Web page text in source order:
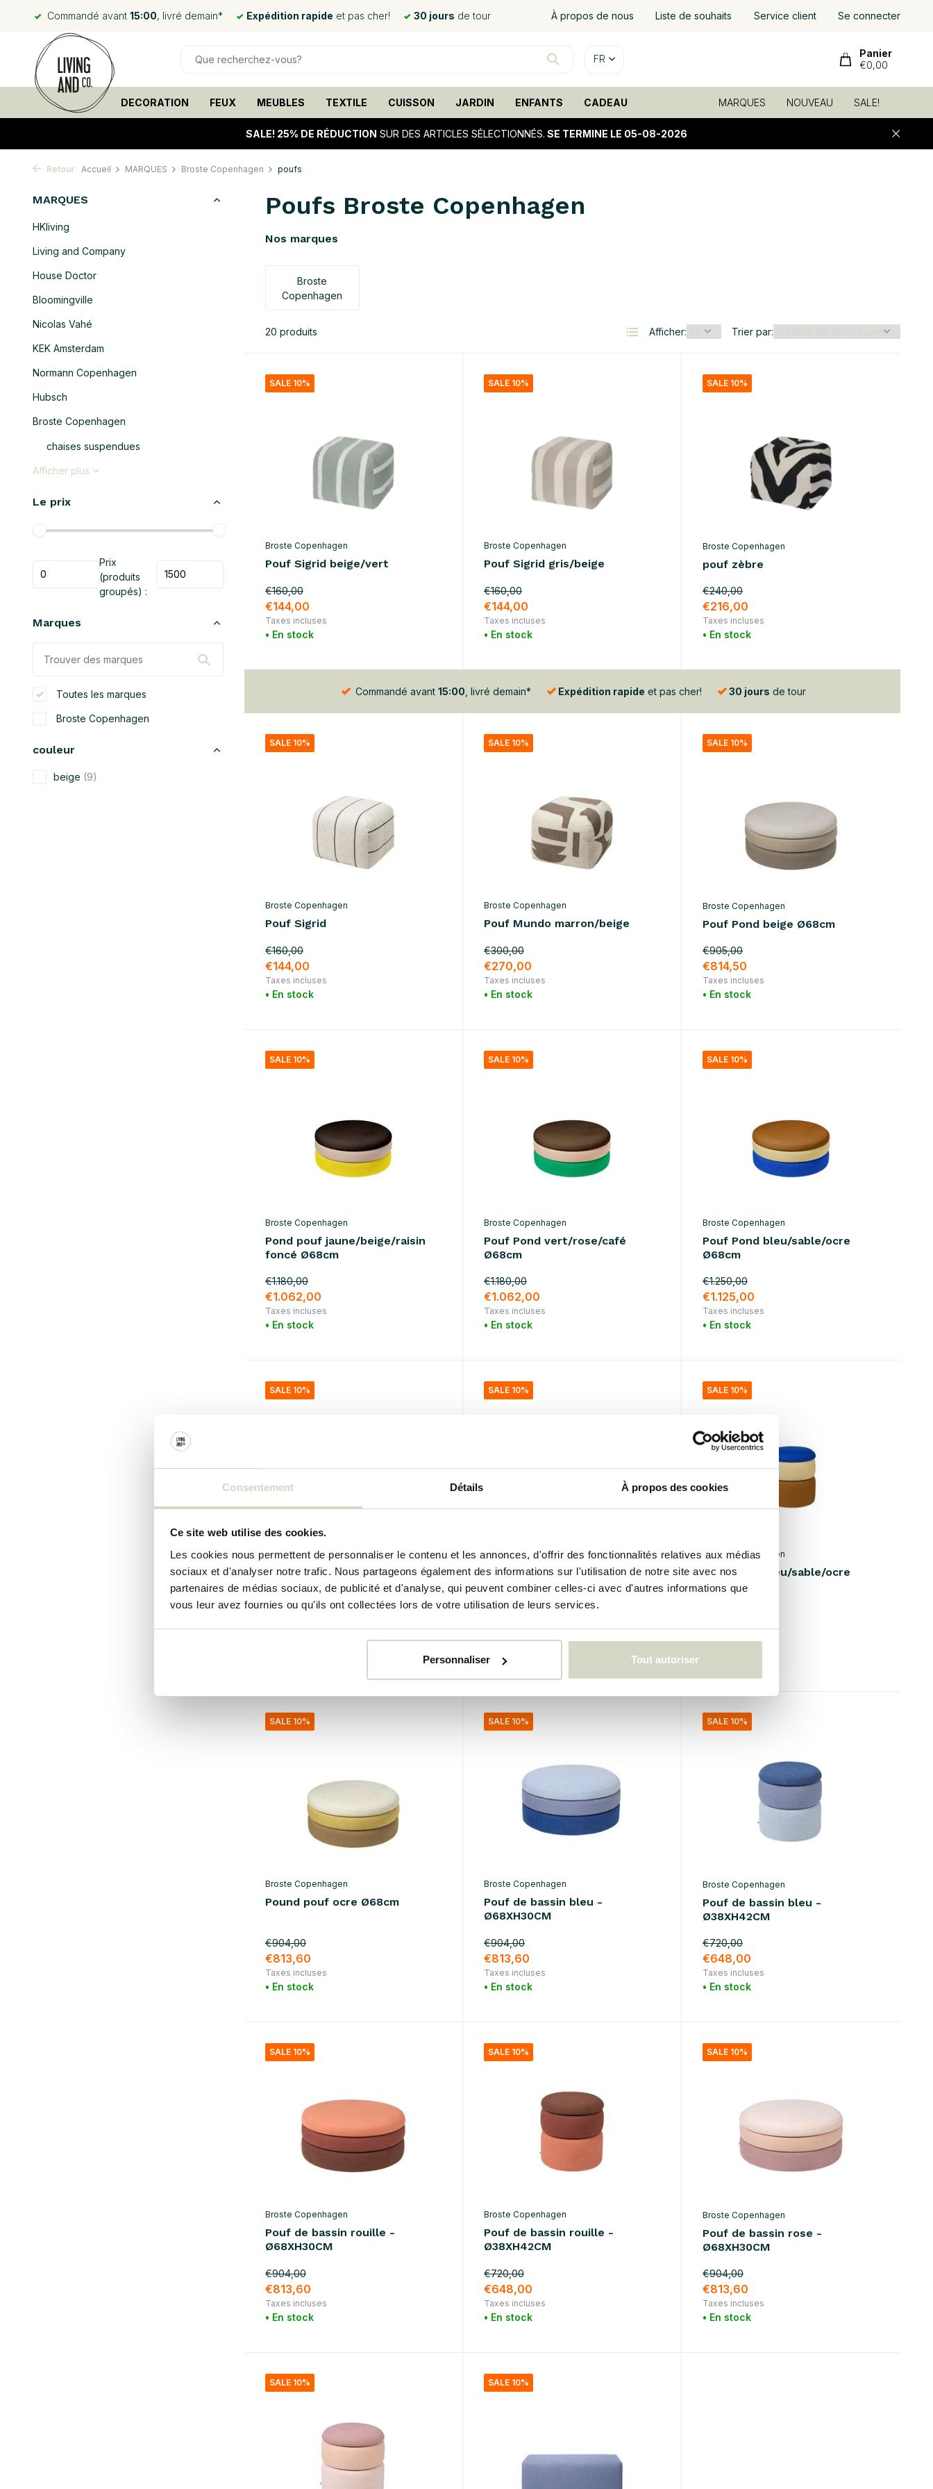
Consentement Détails À propos des cookies
Ce site web utilise des cookies.
Les cookies nous permettent de personnaliser le contenu et les annonces, d'offrir des fonctionnalités relatives aux médias
sociaux et d'analyser notre trafic. Nous partageons également des informations sur l'utilisation de notre site avec nos
partenaires de médias sociaux, de publicité et d'analyse, qui peuvent combiner celles-ci avec d'autres informations que
vous leur avez fournies ou qu'ils ont collectées lors de votre utilisation de leurs services.
Personnaliser Tout autoriser
Commandé avant 15:00, livré demain* Expédition rapide et pas cher! 30 jours de tour À propos de nous Liste de souhaits Service client Se connecter
FR
Panier
€0,00
DECORATION FEUX MEUBLES TEXTILE CUISSON JARDIN ENFANTS CADEAU MARQUES NOUVEAU SALE!
SALE! 25% DE RÉDUCTION SUR DES ARTICLES SÉLECTIONNÉS. SE TERMINE LE 05-08-2026
Retour Accueil MARQUES Broste Copenhagen poufs
MARQUES
HKliving
Living and Company
House Doctor
Bloomingville
Nicolas Vahé
KEK Amsterdam
Normann Copenhagen
Hubsch
Broste Copenhagen
chaises suspendues
Afficher plus
Le prix
Prix
(produits
groupés) :
Marques
Toutes les marques
Broste Copenhagen
couleur
beige (9)
Poufs Broste Copenhagen
Nos marques
Broste
Copenhagen
20 produits Afficher: Trier par:
SALE 10%
Broste Copenhagen
Pouf Sigrid beige/vert
€160,00
€144,00
Taxes incluses
• En stock
SALE 10%
Broste Copenhagen
Pouf Sigrid gris/beige
€160,00
€144,00
Taxes incluses
• En stock
SALE 10%
Broste Copenhagen
pouf zèbre
€240,00
€216,00
Taxes incluses
• En stock
Commandé avant 15:00 , livré demain* Expédition rapide et pas cher! 30 jours de tour
SALE 10%
Broste Copenhagen
Pouf Sigrid
€160,00
€144,00
Taxes incluses
• En stock
SALE 10%
Broste Copenhagen
Pouf Mundo marron/beige
€300,00
€270,00
Taxes incluses
• En stock
SALE 10%
Broste Copenhagen
Pouf Pond beige Ø68cm
€905,00
€814,50
Taxes incluses
• En stock
SALE 10%
Broste Copenhagen
Pond pouf jaune/beige/raisin
foncé Ø68cm
€1.180,00
€1.062,00
Taxes incluses
• En stock
SALE 10%
Broste Copenhagen
Pouf Pond vert/rose/café
Ø68cm
€1.180,00
€1.062,00
Taxes incluses
• En stock
SALE 10%
Broste Copenhagen
Pouf Pond bleu/sable/ocre
Ø68cm
€1.250,00
€1.125,00
Taxes incluses
• En stock
SALE 10%
Broste Copenhagen
Pond pouf jaune/beige/raisin
foncé Ø38cm
€885,00
€796,50
SALE 10%
Broste Copenhagen
Pouf Pond vert/rose/café
Ø38cm
€885,00
€796,50
Taxes incluses
• En stock
SALE 10%
Broste Copenhagen
Pouf Pond bleu/sable/ocre
Ø38cm
€796,50
Taxes incluses
SALE 10%
Broste Copenhagen
Pound pouf ocre Ø68cm
€904,00
€813,60
Taxes incluses
• En stock
SALE 10%
Broste Copenhagen
Pouf de bassin bleu -
Ø68XH30CM
€904,00
€813,60
Taxes incluses
• En stock
SALE 10%
Broste Copenhagen
Pouf de bassin bleu -
Ø38XH42CM
€720,00
€648,00
Taxes incluses
• En stock
SALE 10%
Broste Copenhagen
Pouf de bassin rouille -
Ø68XH30CM
€904,00
€813,60
Taxes incluses
• En stock
SALE 10%
Broste Copenhagen
Pouf de bassin rouille -
Ø38XH42CM
€720,00
€648,00
Taxes incluses
• En stock
SALE 10%
Broste Copenhagen
Pouf de bassin rose -
Ø68XH30CM
€904,00
€813,60
Taxes incluses
• En stock
SALE 10% SALE 10%